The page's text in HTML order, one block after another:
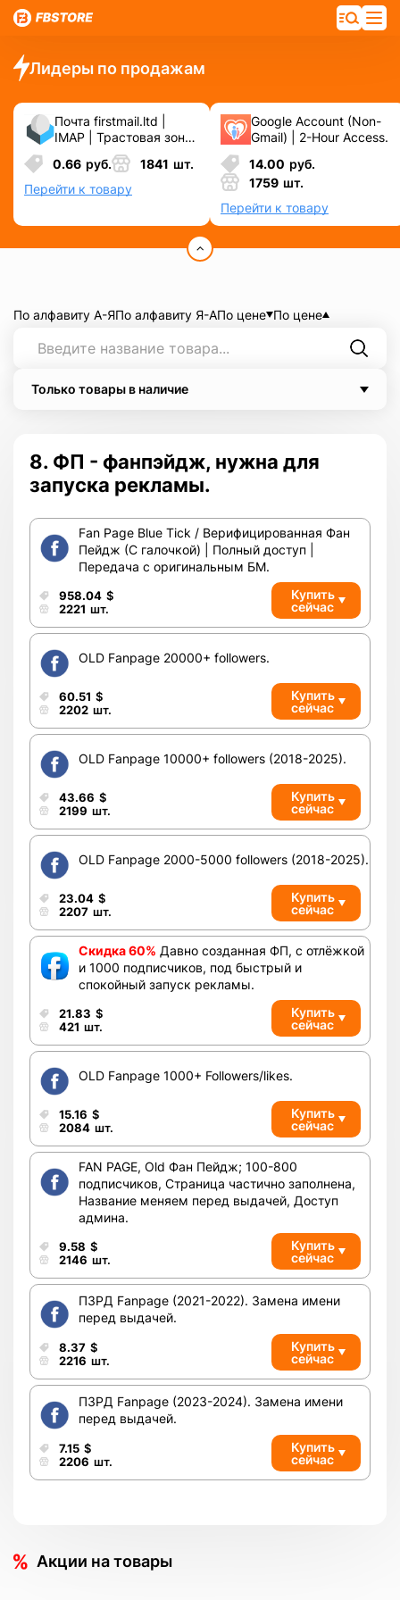
Лидеры по продажам
Почта firstmail.ltd |
IMAP | Трастовая зона
.COM ❗️ Новые, Чистые
❗️ С реальными
логинами | ☑️
Специально для ФБ/
0.66 руб. 1841 шт.
Перейти к товару
Google Account (Non-
Gmail) | 2-Hour Access.
14.00 руб.
1759 шт.
Перейти к товару
По алфавиту А-ЯПо алфавиту Я-АПо цене По цене
Только товары в наличие
8. ФП - фанпэйдж, нужна для
запуска рекламы.
Fan Page Blue Tick / Верифицированная Фан
Пейдж (С галочкой) | Полный доступ |
Передача с оригинальным БМ.
958.04 $
2221 шт.
Купить
сейчас
OLD Fanpage 20000+ followers.
60.51 $
2202 шт.
Купить
сейчас
OLD Fanpage 10000+ followers (2018-2025).
43.66 $
2199 шт.
Купить
сейчас
OLD Fanpage 2000-5000 followers (2018-2025).
23.04 $
2207 шт.
Купить
сейчас
Скидка 60% Давно созданная ФП, с отлёжкой
и 1000 подписчиков, под быстрый и
спокойный запуск рекламы.
21.83 $
421 шт.
Купить
сейчас
OLD Fanpage 1000+ Followers/likes.
15.16 $
2084 шт.
Купить
сейчас
FAN PAGE, Old Фан Пейдж; 100-800
подписчиков, Страница частично заполнена,
Название меняем перед выдачей, Доступ
админа.
9.58 $
2146 шт.
Купить
сейчас
ПЗРД Fanpage (2021-2022). Замена имени
перед выдачей.
8.37 $
2216 шт.
Купить
сейчас
ПЗРД Fanpage (2023-2024). Замена имени
перед выдачей.
7.15 $
2206 шт.
Купить
сейчас
Акции на товары